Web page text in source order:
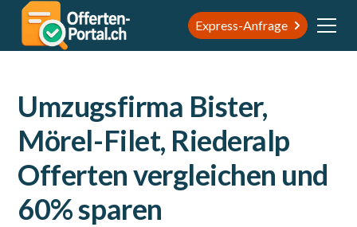
Express-Anfrage
Umzugsfirma Bister,
Mörel-Filet, Riederalp
Offerten vergleichen und
60% sparen